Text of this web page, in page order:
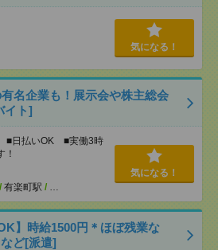
気になる！
名企業も！展示会や株主総会
イト]
■日払いOK ■実働3時
！
/ 有楽町駅 / …
気になる！
】時給1500円＊ほぼ残業な
ど[派遣]